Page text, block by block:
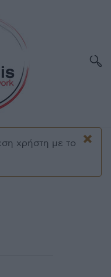
×
χρήστη με το